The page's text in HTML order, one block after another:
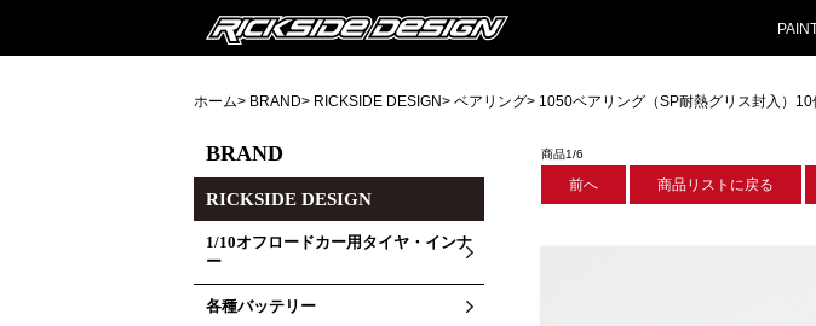
ホーム> BRAND> RICKSIDE DESIGN> ベアリング> 1050ベアリング（SP耐熱グリス封入）10
BRAND
RICKSIDE DESIGN
1/10オフロードカー用タイヤ・インナ
ー
各種バッテリー
商品1/6
前へ 商品リストに戻る